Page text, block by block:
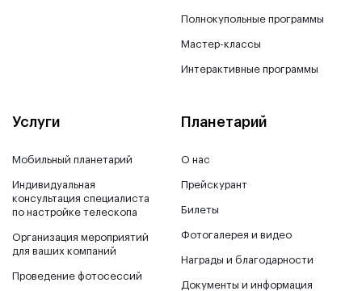
Полнокупольные программы
Мастер-классы
Интерактивные программы
Услуги
Мобильный планетарий
Индивидуальная
консультация специалиста
по настройке телескопа
Организация мероприятий
для ваших компаний
Проведение фотосессий
Планетарий
О нас
Прейскурант
Билеты
Фотогалерея и видео
Награды и благодарности
Документы и информация